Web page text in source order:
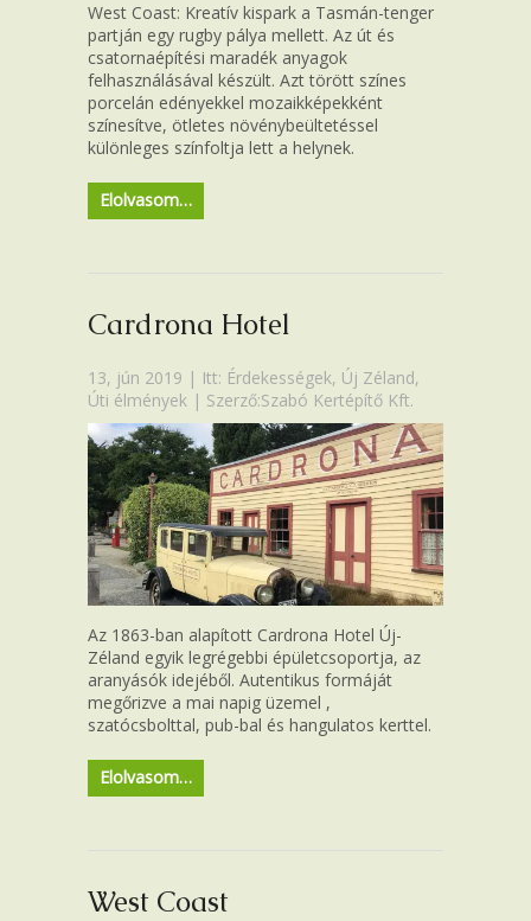
West Coast: Kreatív kispark a Tasmán-tenger
partján egy rugby pálya mellett. Az út és
csatornaépítési maradék anyagok
felhasználásával készült. Azt törött színes
porcelán edényekkel mozaikképekként
színesítve, ötletes növénybeültetéssel
különleges színfoltja lett a helynek.
Elolvasom…
Cardrona Hotel
13, jún 2019 | Itt: Érdekességek, Új Zéland,
Úti élmények | Szerző:Szabó Kertépítő Kft.
Az 1863-ban alapított Cardrona Hotel Új-
Zéland egyik legrégebbi épületcsoportja, az
aranyásók idejéből. Autentikus formáját
megőrizve a mai napig üzemel ,
szatócsbolttal, pub-bal és hangulatos kerttel.
Elolvasom…
West Coast